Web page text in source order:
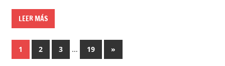
LEER MÁS
Paginación
1 2 3 … 19
Entradas
siguientes
»